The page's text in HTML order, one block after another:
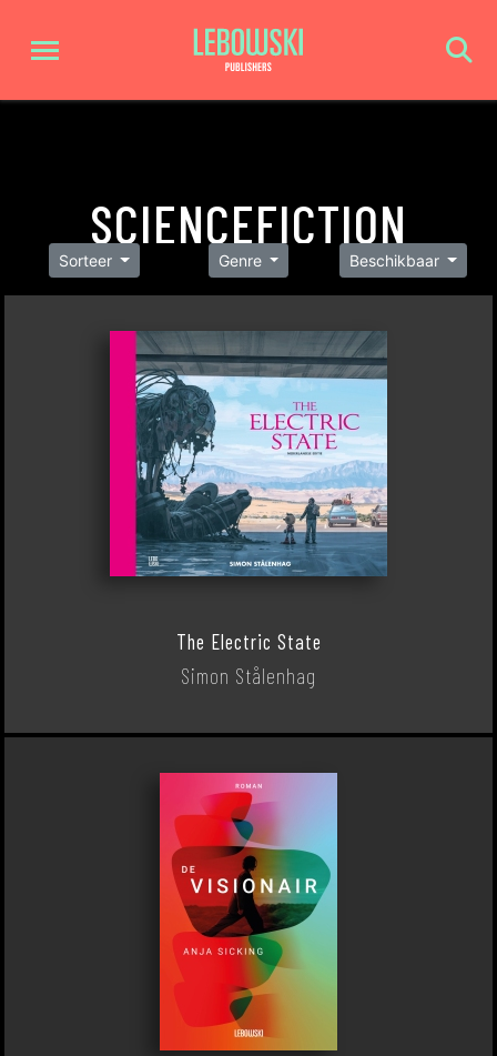
SCIENCEFICTION
Sorteer Genre Beschikbaar
The Electric State
Simon Stålenhag